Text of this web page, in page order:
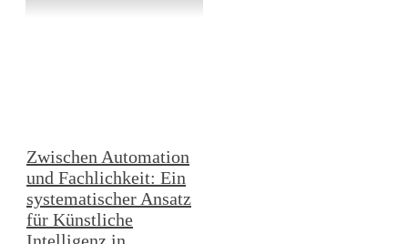
Zwischen Automation
und Fachlichkeit: Ein
systematischer Ansatz
für Künstliche